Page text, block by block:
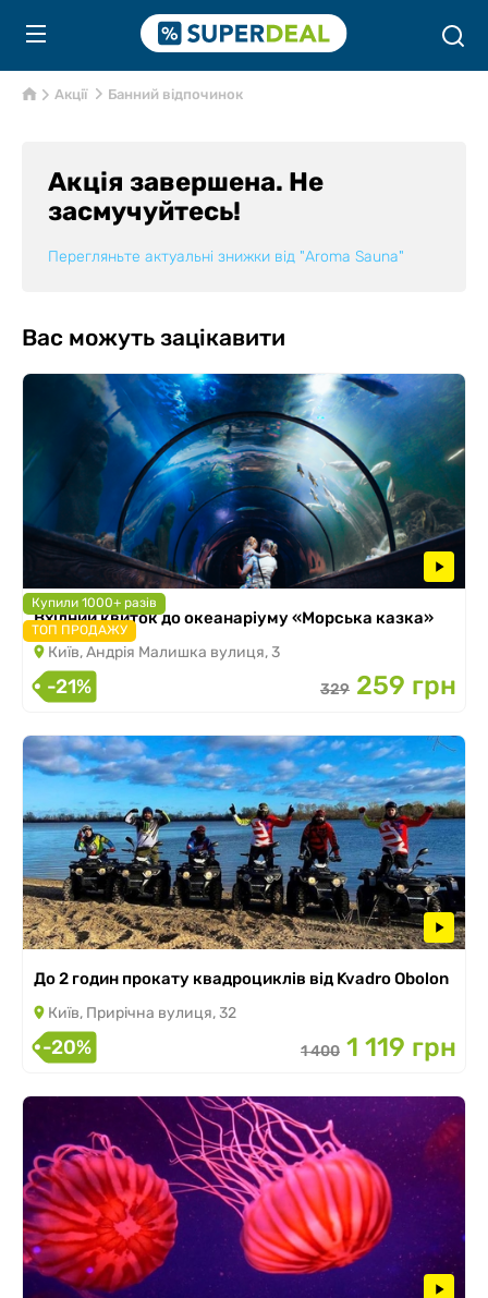
Акції Банний відпочинок
Акція завершена. Не
засмучуйтесь!
Перегляньте актуальні знижки від "Aroma Sauna"
Вас можуть зацікавити
Купили 1000+ разів
ТОП ПРОДАЖУ
Вхідний квиток до океанаріуму «Морська казка»
Київ, Андрія Малишка вулиця, 3
-21% 329 259 грн
До 2 годин прокату квадроциклів від Kvadro Obolon
Київ, Прирічна вулиця, 32
-20% 1 400 1 119 грн